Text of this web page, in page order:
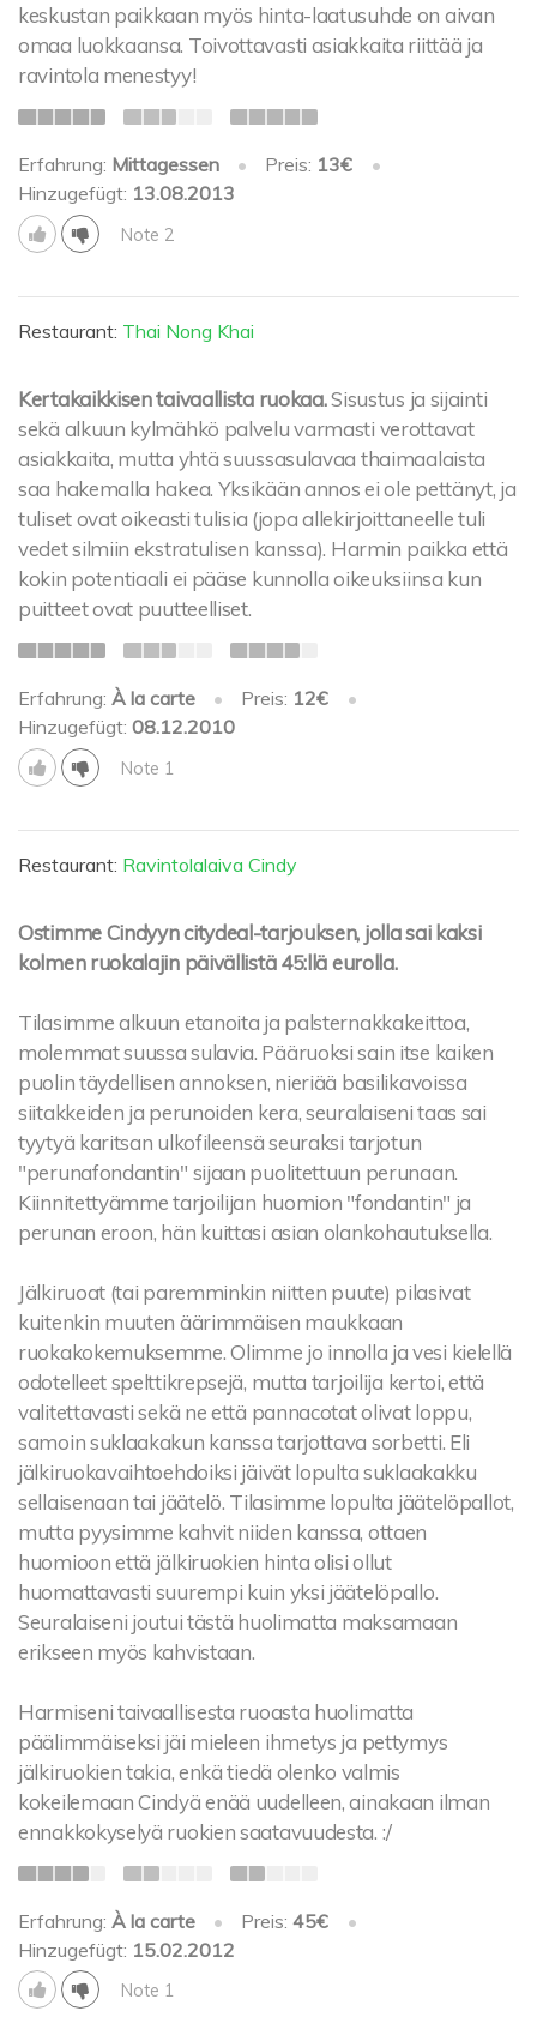
keskustan paikkaan myös hinta-laatusuhde on aivan
omaa luokkaansa. Toivottavasti asiakkaita riittää ja
ravintola menestyy!
Erfahrung: Mittagessen • Preis: 13€
•
Hinzugefügt: 13.08.2013
Note 2
Restaurant: Thai Nong Khai
Kertakaikkisen taivaallista ruokaa.Sisustus ja sijainti
sekä alkuun kylmähkö palvelu varmasti verottavat
asiakkaita, mutta yhtä suussasulavaa thaimaalaista
saa hakemalla hakea. Yksikään annos ei ole pettänyt, ja
tuliset ovat oikeasti tulisia (jopa allekirjoittaneelle tuli
vedet silmiin ekstratulisen kanssa). Harmin paikka että
kokin potentiaali ei pääse kunnolla oikeuksiinsa kun
puitteet ovat puutteelliset.
Erfahrung: À la carte • Preis: 12€
•
Hinzugefügt: 08.12.2010
Note 1
Restaurant: Ravintolalaiva Cindy
Ostimme Cindyyn citydeal-tarjouksen, jolla sai kaksi
kolmen ruokalajin päivällistä 45:llä eurolla.
Tilasimme alkuun etanoita ja palsternakkakeittoa,
molemmat suussa sulavia. Pääruoksi sain itse kaiken
puolin täydellisen annoksen, nieriää basilikavoissa
siitakkeiden ja perunoiden kera, seuralaiseni taas sai
tyytyä karitsan ulkofileensä seuraksi tarjotun
"perunafondantin" sijaan puolitettuun perunaan.
Kiinnitettyämme tarjoilijan huomion "fondantin" ja
perunan eroon, hän kuittasi asian olankohautuksella.
Jälkiruoat (tai paremminkin niitten puute) pilasivat
kuitenkin muuten äärimmäisen maukkaan
ruokakokemuksemme. Olimme jo innolla ja vesi kielellä
odotelleet spelttikrepsejä, mutta tarjoilija kertoi, että
valitettavasti sekä ne että pannacotat olivat loppu,
samoin suklaakakun kanssa tarjottava sorbetti. Eli
jälkiruokavaihtoehdoiksi jäivät lopulta suklaakakku
sellaisenaan tai jäätelö. Tilasimme lopulta jäätelöpallot,
mutta pyysimme kahvit niiden kanssa, ottaen
huomioon että jälkiruokien hinta olisi ollut
huomattavasti suurempi kuin yksi jäätelöpallo.
Seuralaiseni joutui tästä huolimatta maksamaan
erikseen myös kahvistaan.
Harmiseni taivaallisesta ruoasta huolimatta
päälimmäiseksi jäi mieleen ihmetys ja pettymys
jälkiruokien takia, enkä tiedä olenko valmis
kokeilemaan Cindyä enää uudelleen, ainakaan ilman
ennakkokyselyä ruokien saatavuudesta. :/
Erfahrung: À la carte • Preis:45€
•
Hinzugefügt: 15.02.2012
Note 1